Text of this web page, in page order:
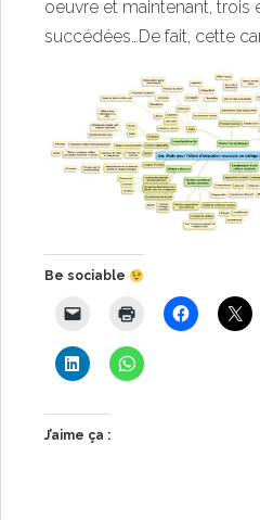
oeuvre et maintenant, trois
succédées…De fait, cette
Be sociable
J’aime ça :